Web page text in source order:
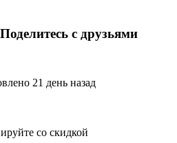
с друзьями
21 день назад
со скидкой